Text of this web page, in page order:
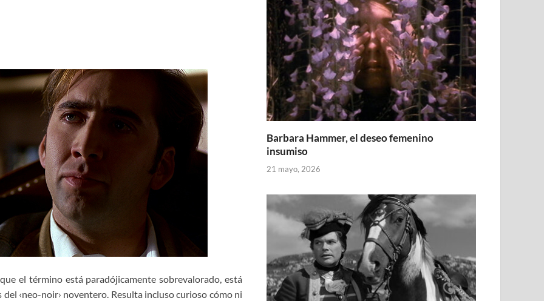
el término está paradójicamente sobrevalorado, está
‹neo-noir› noventero. Resulta incluso curioso cómo ni
Barbara Hammer, el deseo femenino
insumiso
21 mayo, 2026